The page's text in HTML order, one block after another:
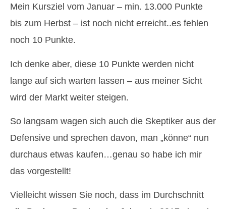
Mein Kursziel vom Januar – min. 13.000 Punkte
bis zum Herbst – ist noch nicht erreicht..es fehlen
noch 10 Punkte.
Ich denke aber, diese 10 Punkte werden nicht
lange auf sich warten lassen – aus meiner Sicht
wird der Markt weiter steigen.
So langsam wagen sich auch die Skeptiker aus der
Defensive und sprechen davon, man „könne“ nun
durchaus etwas kaufen…genau so habe ich mir
das vorgestellt!
Vielleicht wissen Sie noch, dass im Durchschnitt